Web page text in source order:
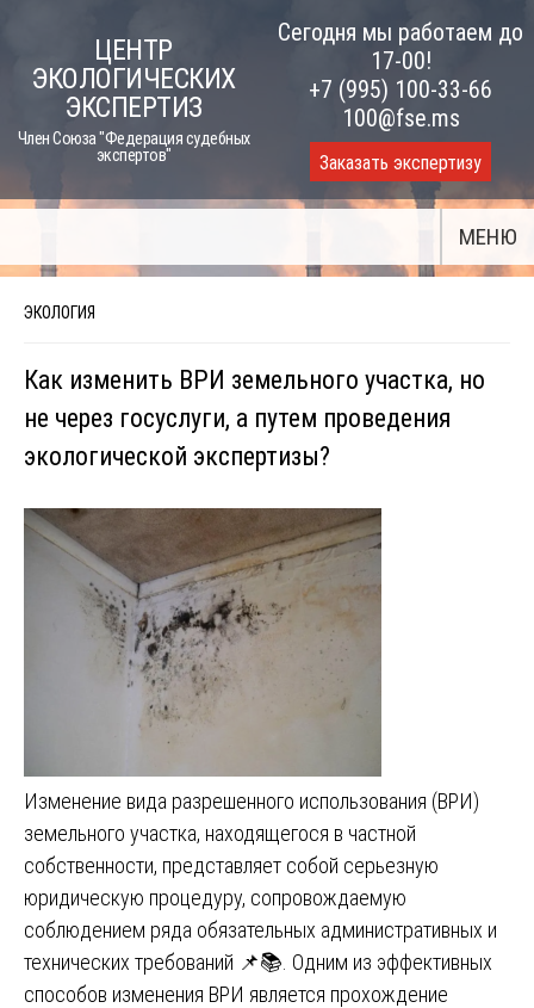
content
ЦЕНТР
ЭКОЛОГИЧЕСКИХ
ЭКСПЕРТИЗ
Член Союза "Федерация судебных
экспертов"
Сегодня мы работаем до
17-00!
+7 (995) 100-33-66
100@fse.ms
Заказать экспертизу
МЕНЮ
ЭКОЛОГИЯ
Как изменить ВРИ земельного участка, но
не через госуслуги, а путем проведения
экологической экспертизы?
Изменение вида разрешенного использования (ВРИ)
земельного участка, находящегося в частной
собственности, представляет собой серьезную
юридическую процедуру, сопровождаемую
соблюдением ряда обязательных административных и
технических требований 📌📚. Одним из эффективных
способов изменения ВРИ является прохождение